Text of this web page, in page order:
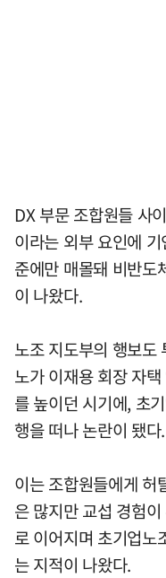
DX 부문 조합원들 사
이라는 외부 요인에
준에만 매몰돼 비반도
이 나왔다.
노조 지도부의 행보도
노가 이재용 회장 자
를 높이던 시기에, 초
행을 떠나 논란이 됐다.
이는 조합원들에게 허
은 많지만 교섭 경험
로 이어지며 초기업노
는 지적이 나왔다.